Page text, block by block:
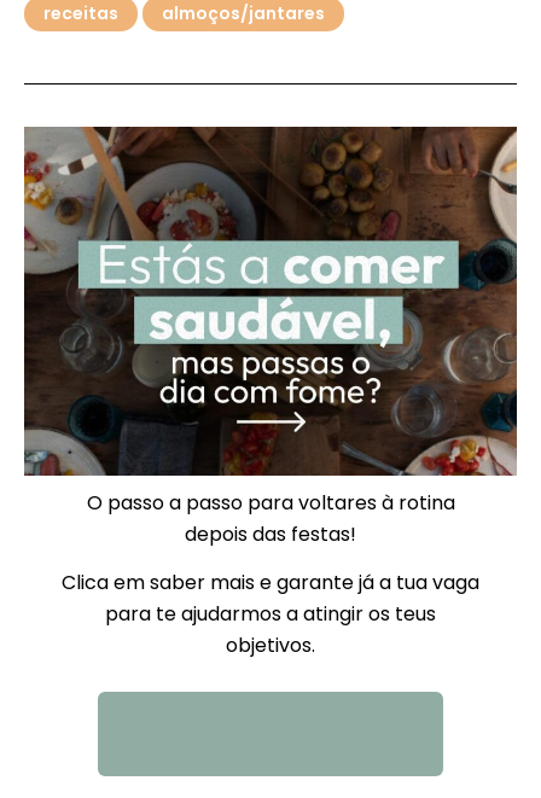
receitas almoços/jantares
O passo a passo para voltares à rotina
depois das festas!
Clica em saber mais e garante já a tua vaga
para te ajudarmos a atingir os teus
objetivos.